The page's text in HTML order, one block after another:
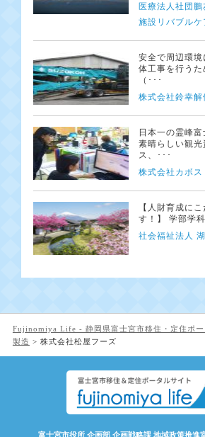
医療法人社団
施設リバブルケ
安全で周辺環
体工事を行う
（･･･
株式会社鈴幸解
日本一の霊峰
素晴らしい観
ス、･･･
株式会社カボス
【人財育成に
す！】 学部学
社会福祉法人
Fujinomiya Life - 静岡県富士宮市移住・定住ポー
製造 > 株式会社松屋フーズ
富士宮市役所 企画部 企画戦略課 地域政策推進